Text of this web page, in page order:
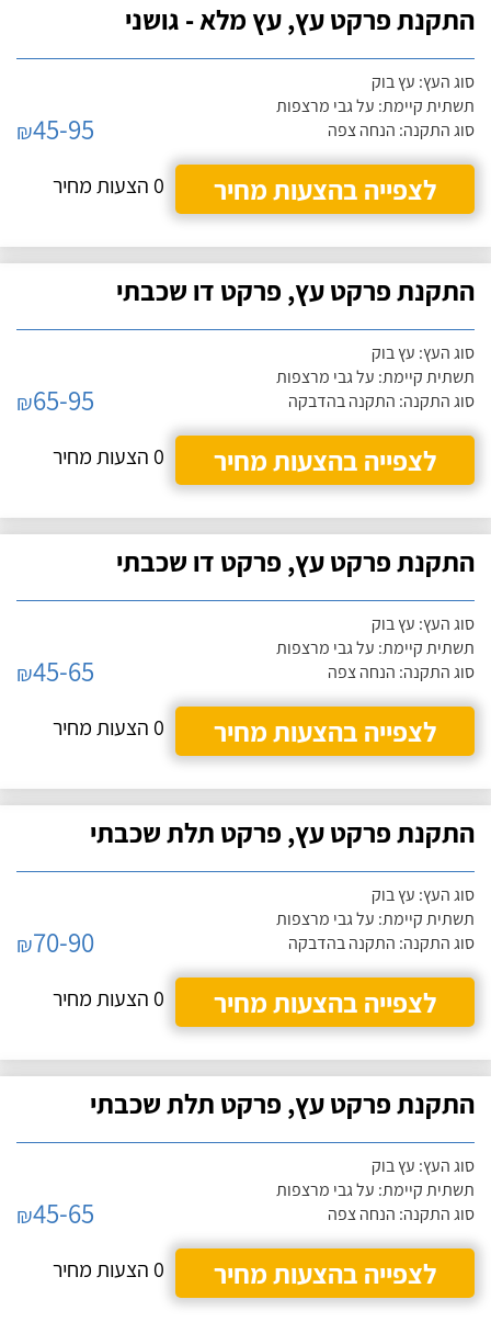
התקנת פרקט עץ, עץ מלא - גושני
סוג העץ: עץ בוק
תשתית קיימת: על גבי מרצפות
סוג התקנה: הנחה צפה
₪45-95
לצפייה בהצעות מחיר
0 הצעות מחיר
התקנת פרקט עץ, פרקט דו שכבתי
סוג העץ: עץ בוק
תשתית קיימת: על גבי מרצפות
סוג התקנה: התקנה בהדבקה
₪65-95
לצפייה בהצעות מחיר
0 הצעות מחיר
התקנת פרקט עץ, פרקט דו שכבתי
סוג העץ: עץ בוק
תשתית קיימת: על גבי מרצפות
סוג התקנה: הנחה צפה
₪45-65
לצפייה בהצעות מחיר
0 הצעות מחיר
התקנת פרקט עץ, פרקט תלת שכבתי
סוג העץ: עץ בוק
תשתית קיימת: על גבי מרצפות
סוג התקנה: התקנה בהדבקה
₪70-90
לצפייה בהצעות מחיר
0 הצעות מחיר
התקנת פרקט עץ, פרקט תלת שכבתי
סוג העץ: עץ בוק
תשתית קיימת: על גבי מרצפות
סוג התקנה: הנחה צפה
₪45-65
לצפייה בהצעות מחיר
0 הצעות מחיר